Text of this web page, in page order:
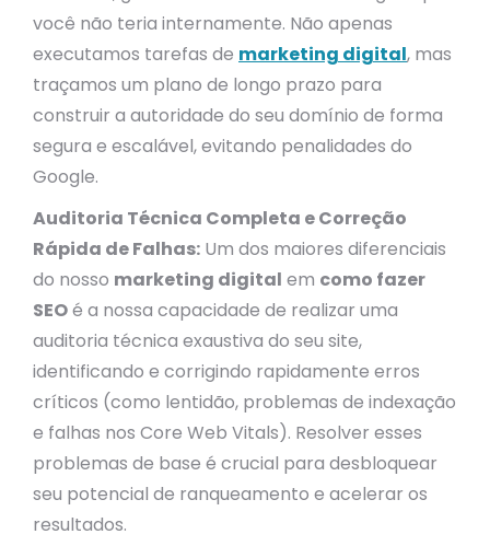
você não teria internamente. Não apenas
executamos tarefas de marketing digital, mas
traçamos um plano de longo prazo para
construir a autoridade do seu domínio de forma
segura e escalável, evitando penalidades do
Google.
Auditoria Técnica Completa e Correção
Rápida de Falhas: Um dos maiores diferenciais
do nosso marketing digital em como fazer
SEOé a nossa capacidade de realizar uma
auditoria técnica exaustiva do seu site,
identificando e corrigindo rapidamente erros
críticos (como lentidão, problemas de indexação
e falhas nos Core Web Vitals). Resolver esses
problemas de base é crucial para desbloquear
seu potencial de ranqueamento e acelerar os
resultados.